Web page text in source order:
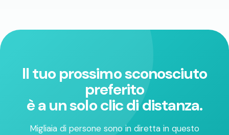
Il tuo prossimo sconosciuto
preferito
è a un solo clic di distanza.
Migliaia di persone sono in diretta in questo